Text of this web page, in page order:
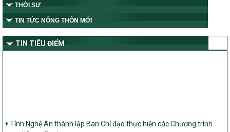
THỜI SỰ
TIN TỨC NÔNG THÔN MỚI
TIN TIÊU ĐIỂM
mục tiêu quốc gia